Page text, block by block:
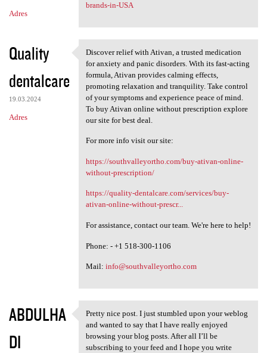
Adres
brands-in-USA
Quality
dentalcare
19.03.2024
Adres
Discover relief with Ativan,
Discover relief with Ativan, a trusted medication
for anxiety and panic disorders. With its fast-acting
formula, Ativan provides calming effects,
promoting relaxation and tranquility. Take control
of your symptoms and experience peace of mind.
To buy Ativan online without prescription explore
our site for best deal.
For more info visit our site:
https://southvalleyortho.com/buy-ativan-online-
without-prescription/
https://quality-dentalcare.com/services/buy-
ativan-online-without-prescr...
For assistance, contact our team. We're here to help!
Phone: - +1 518-300-1106
Mail: info@southvalleyortho.com
ABDULHA
DI
Pretty nice post. I just
Pretty nice post. I just stumbled upon your weblog
and wanted to say that I have really enjoyed
browsing your blog posts. After all I’ll be
subscribing to your feed and I hope you write